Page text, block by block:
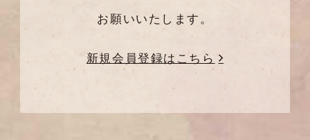
お願いいたします。
新規会員登録はこちら